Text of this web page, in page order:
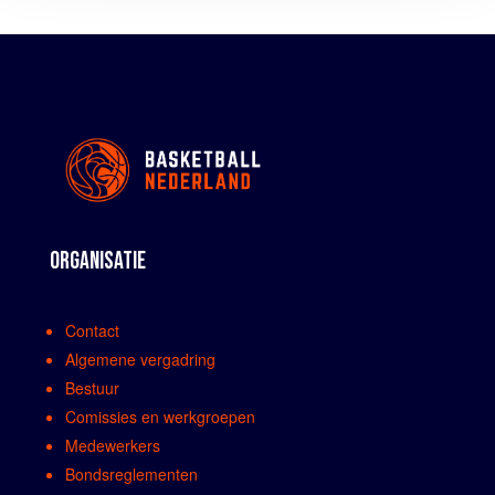
ORGANISATIE
Contact
Algemene vergadring
Bestuur
Comissies en werkgroepen
Medewerkers
Bondsreglementen